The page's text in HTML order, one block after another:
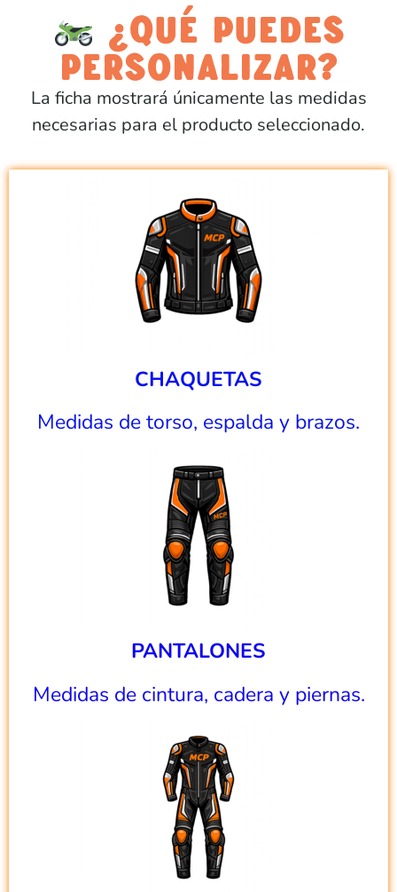
¿QUÉ PUEDES
PERSONALIZAR?
La ficha mostrará únicamente las medidas
necesarias para el producto seleccionado.
CHAQUETAS
Medidas de torso, espalda y brazos.
PANTALONES
Medidas de cintura, cadera y piernas.